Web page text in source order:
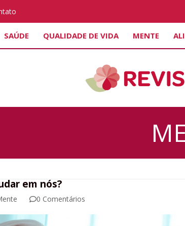
SAÚDE QUALIDADE DE VIDA MENTE
em nós?
0 Comentários